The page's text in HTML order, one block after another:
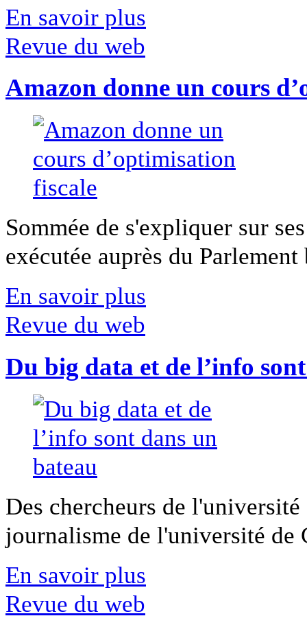
En savoir plus
Revue du web
Amazon donne un cours
Sommée de s'expliquer sur
exécutée auprès du
En savoir plus
Revue du web
Du big data et de l’info
Des chercheurs de
journalisme de l'université
En savoir plus
Revue du web